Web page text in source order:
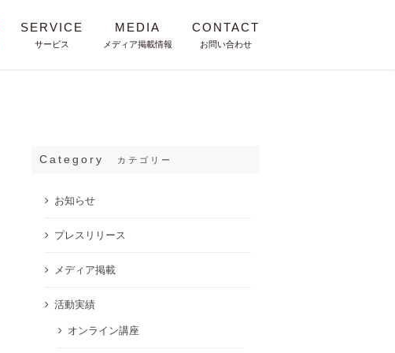
SERVICE
サービス
MEDIA
メディア掲載情報
CONTACT
お問い合わせ
Category カテゴリー
お知らせ
プレスリリース
メディア掲載
活動実績
オンライン講座